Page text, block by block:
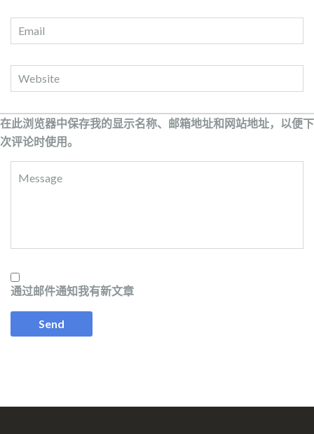
在此浏览器中保存我的显示名称、邮箱地址和网站地址，以便下
次评论时使用。
通过邮件通知我有新文章